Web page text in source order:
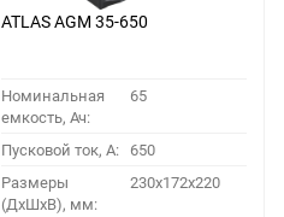
ATLAS AGM 35-650
Номинальная
емкость, Ач:
65
Пусковой ток, A: 650
Размеры
(ДхШхВ), мм:
230x172x220